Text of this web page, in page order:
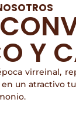
Y
virreinal,
un atractivo